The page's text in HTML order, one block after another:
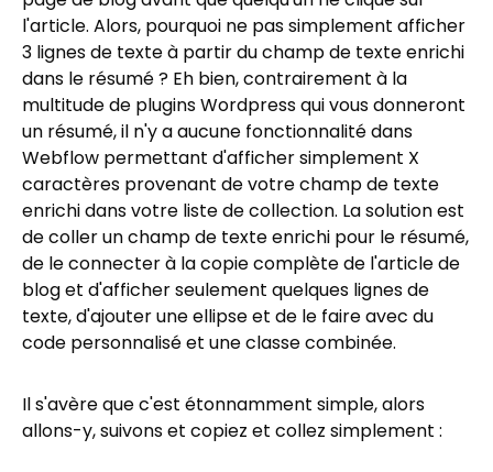
l'article. Alors, pourquoi ne pas simplement afficher
3 lignes de texte à partir du champ de texte enrichi
dans le résumé ? Eh bien, contrairement à la
multitude de plugins Wordpress qui vous donneront
un résumé, il n'y a aucune fonctionnalité dans
Webflow permettant d'afficher simplement X
caractères provenant de votre champ de texte
enrichi dans votre liste de collection. La solution est
de coller un champ de texte enrichi pour le résumé,
de le connecter à la copie complète de l'article de
blog et d'afficher seulement quelques lignes de
texte, d'ajouter une ellipse et de le faire avec du
code personnalisé et une classe combinée.
Il s'avère que c'est étonnamment simple, alors
allons-y, suivons et copiez et collez simplement :